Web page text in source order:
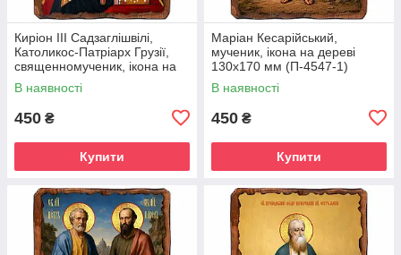
Киріон III Садзаглішвілі,
Католикос-Патріарх Грузії,
священномученик, ікона на
дереві 130х170 мм (П-4544-
1)
В наявності
450 ₴
Купити
Маріан Кесарійський,
мученик, ікона на дереві
130х170 мм (П-4547-1)
В наявності
450 ₴
Купити